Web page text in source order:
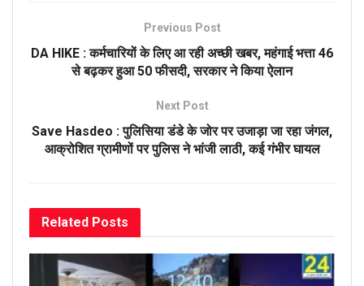
Previous Post
DA HIKE : कर्मचारियों के लिए आ रही अच्छी खबर, महंगाई भत्ता 46
से बढ़कर हुआ 50 फीसदी, सरकार ने किया ऐलान
Next Post
Save Hasdeo : पुलिसिया डंडे के जोर पर उजाड़ा जा रहा जंगल,
आक्रोशित ग्रामीणों पर पुलिस ने भांजी लाठी, कई गंभीर घायल
Related Posts